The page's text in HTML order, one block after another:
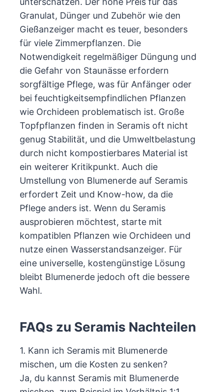
Granulat, Dünger und Zubehör wie den
Gießanzeiger macht es teuer, besonders
für viele Zimmerpflanzen. Die
Notwendigkeit regelmäßiger Düngung und
die Gefahr von Staunässe erfordern
sorgfältige Pflege, was für Anfänger oder
bei feuchtigkeitsempfindlichen Pflanzen
wie Orchideen problematisch ist. Große
Topfpflanzen finden in Seramis oft nicht
genug Stabilität, und die Umweltbelastung
durch nicht kompostierbares Material ist
ein weiterer Kritikpunkt. Auch die
Umstellung von Blumenerde auf Seramis
erfordert Zeit und Know-how, da die
Pflege anders ist. Wenn du Seramis
ausprobieren möchtest, starte mit
kompatiblen Pflanzen wie Orchideen und
nutze einen Wasserstandsanzeiger. Für
eine universelle, kostengünstige Lösung
bleibt Blumenerde jedoch oft die bessere
Wahl.
FAQs zu Seramis Nachteilen
1. Kann ich Seramis mit Blumenerde
mischen, um die Kosten zu senken?
Ja, du kannst Seramis mit Blumenerde